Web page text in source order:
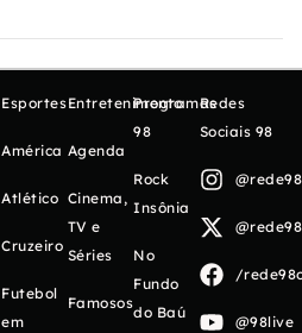
Esportes
América
Atlético
Cruzeiro
Futebol
em
Entretenimento
Agenda
Cinema,
TV e
Séries
Famosos
Programas
98
Rock
Insônia
No
Fundo
do Baú
Redes
Sociais 98
/
@98live